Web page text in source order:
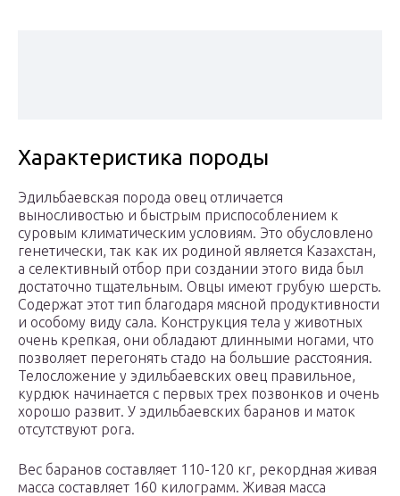
Характеристика породы
Эдильбаевская порода овец отличается
выносливостью и быстрым приспособлением к
суровым климатическим условиям. Это обусловлено
генетически, так как их родиной является Казахстан,
а селективный отбор при создании этого вида был
достаточно тщательным. Овцы имеют грубую шерсть.
Содержат этот тип благодаря мясной продуктивности
и особому виду сала. Конструкция тела у животных
очень крепкая, они обладают длинными ногами, что
позволяет перегонять стадо на большие расстояния.
Телосложение у эдильбаевских овец правильное,
курдюк начинается с первых трех позвонков и очень
хорошо развит. У эдильбаевских баранов и маток
отсутствуют рога.
Вес баранов составляет 110-120 кг, рекордная живая
масса составляет 160 килограмм. Живая масса